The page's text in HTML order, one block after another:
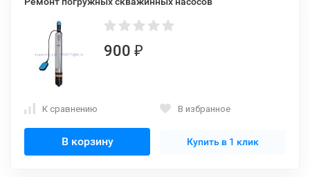
900 ₽
К сравнению В избранное
В корзину Купить в 1 клик